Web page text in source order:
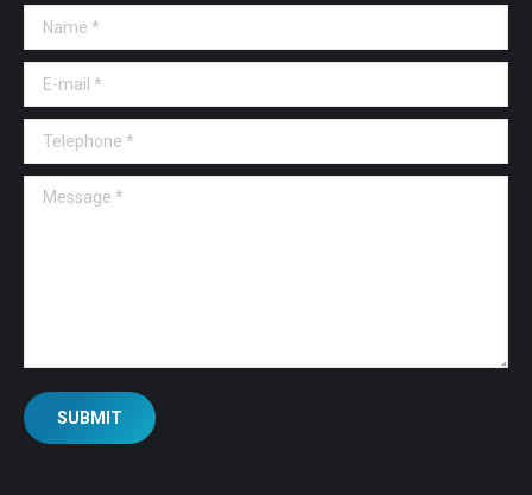
Name *
E-mail *
Telephone *
Message *
SUBMIT